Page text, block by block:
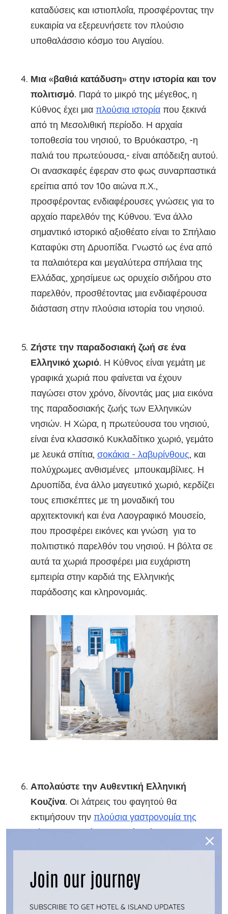
καταδύσεις και ιστιοπλοΐα, προσφέροντας την
ευκαιρία να εξερευνήσετε τον πλούσιο
υποθαλάσσιο κόσμο του Αιγαίου.
Μια «βαθιά κατάδυση» στην ιστορία και τον
πολιτισμό. Παρά το μικρό της μέγεθος, η
Κύθνος έχει μια πλούσια ιστορία που ξεκινά
από τη Μεσολιθική περίοδο. Η αρχαία
τοποθεσία του νησιού, το Βρυόκαστρο, -η
παλιά του πρωτεύουσα,- είναι απόδειξη αυτού.
Οι ανασκαφές έφεραν στο φως συναρπαστικά
ερείπια από τον 10ο αιώνα π.Χ.,
προσφέροντας ενδιαφέρουσες γνώσεις για το
αρχαίο παρελθόν της Κύθνου. Ένα άλλο
σημαντικό ιστορικό αξιοθέατο είναι το Σπήλαιο
Καταφύκι στη Δρυοπίδα. Γνωστό ως ένα από
τα παλαιότερα και μεγαλύτερα σπήλαια της
Ελλάδας, χρησίμευε ως ορυχείο σιδήρου στο
παρελθόν, προσθέτοντας μια ενδιαφέρουσα
διάσταση στην πλούσια ιστορία του νησιού.
Ζήστε την παραδοσιακή ζωή σε ένα
Ελληνικό χωριό. Η Κύθνος είναι γεμάτη με
γραφικά χωριά που φαίνεται να έχουν
παγώσει στον χρόνο, δίνοντάς μας μια εικόνα
της παραδοσιακής ζωής των Ελληνικών
νησιών. Η Χώρα, η πρωτεύουσα του νησιού,
είναι ένα κλασσικό Κυκλαδίτικο χωριό, γεμάτο
με λευκά σπίτια, σοκάκια - λαβυρίνθους, και
πολύχρωμες ανθισμένες μπουκαμβίλιες. Η
Δρυοπίδα, ένα άλλο μαγευτικό χωριό, κερδίζει
τους επισκέπτες με τη μοναδική του
αρχιτεκτονική και ένα Λαογραφικό Μουσείο,
που προσφέρει εικόνες και γνώση για το
πολιτιστικό παρελθόν του νησιού. Η βόλτα σε
αυτά τα χωριά προσφέρει μια ευχάριστη
εμπειρία στην καρδιά της Ελληνικής
παράδοσης και κληρονομιάς.
Απολαύστε την Αυθεντική Ελληνική
Κουζίνα. Οι λάτρεις του φαγητού θα
εκτιμήσουν την πλούσια γαστρονομία της
Κύθνου, η οποία αποτελεί απόδειξη της
αγροτικής της κληρονομιάς και της
που παράγονται στο νησί, όπως η Σφέλα και η
Μανούρα μαζί με ψωμί ψημένο σε
παραδοσιακό φούρνο. Δοκιμάστε
Join our journey
SUBSCRIBE TO GET HOTEL & ISLAND UPDATES